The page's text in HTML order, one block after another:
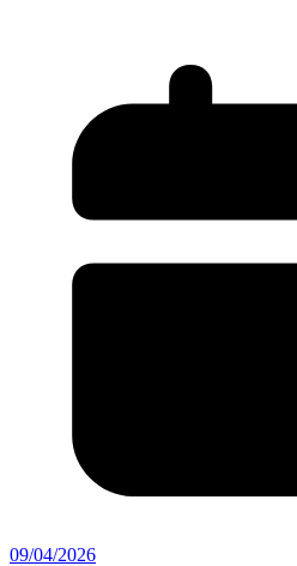
09/04/2026